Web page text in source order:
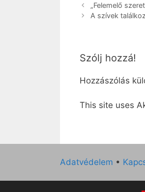
„Felemelő
A szívek
Szólj hozzá!
Hozzászólás
This site uses
Adatvédelem •